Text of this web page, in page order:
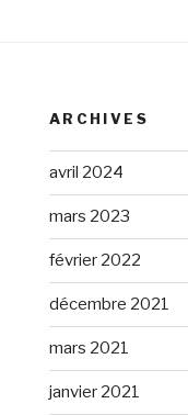
ARCHIVES
avril 2024
mars 2023
février 2022
décembre 2021
mars 2021
janvier 2021